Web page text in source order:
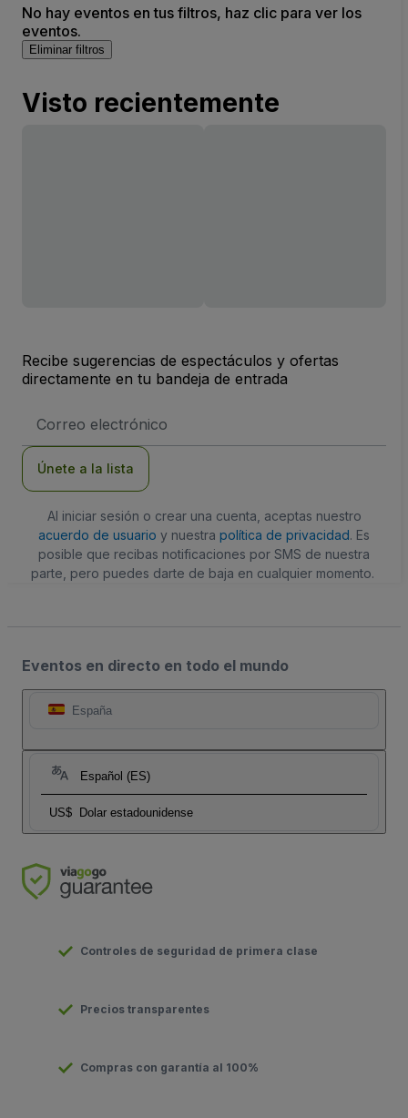
No hay eventos en tus filtros, haz clic para ver los
eventos.
Eliminar filtros
Visto recientemente
Recibe sugerencias de espectáculos y ofertas
directamente en tu bandeja de entrada
de
Únete a la lista
Al iniciar sesión o crear una cuenta, aceptas nuestro
acuerdo de usuario y nuestra política de privacidad. Es
posible que recibas notificaciones por SMS de nuestra
parte, pero puedes darte de baja en cualquier momento.
Eventos en directo en todo el mundo
España
Español (ES)
US$ Dolar estadounidense
Controles de seguridad de primera clase
Precios transparentes
Compras con garantía al 100%